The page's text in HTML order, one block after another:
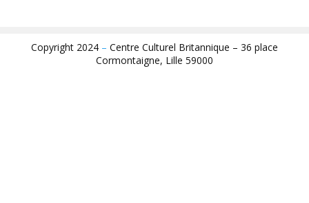
Copyright 2024 – Centre Culturel Britannique – 36 place
Cormontaigne, Lille 59000